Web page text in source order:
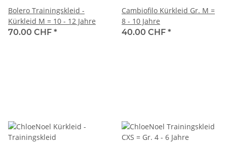
Bolero Trainingskleid -
Kürkleid M = 10 - 12 Jahre
70.00 CHF *
Cambiofilo Kürkleid Gr. M =
8 - 10 Jahre
40.00 CHF *